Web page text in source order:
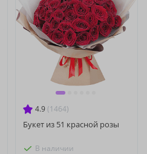
4.9 (1464)
Букет из 51 красной розы
В наличии